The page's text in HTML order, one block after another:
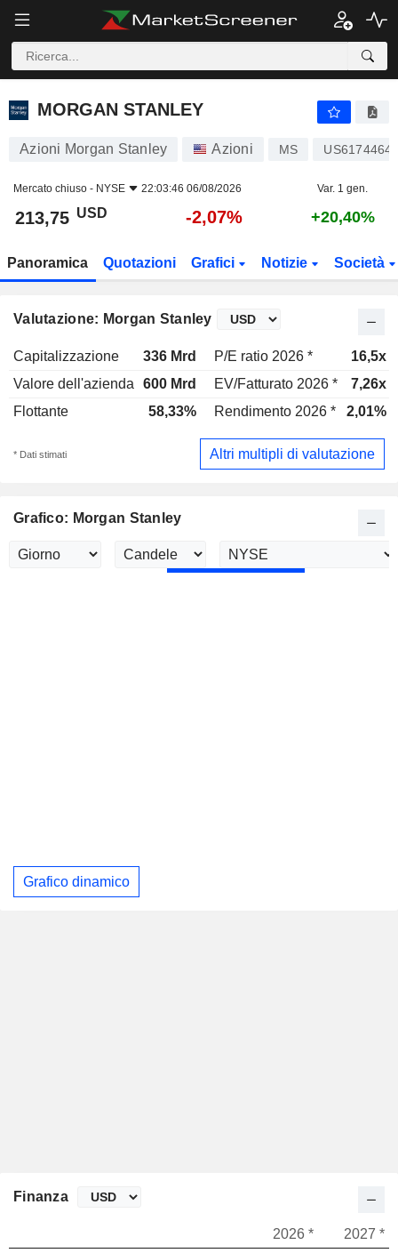
MORGAN STANLEY
MORGAN STANLEY
Azioni Morgan Stanley Azioni MS
Mercato chiuso - NYSE 22:03:46 06/08/2026 Var. 1 gen.
213,75 USD -2,07% +20,40%
Panoramica Quotazioni Grafici Notizie Società
Valutazione: Morgan Stanley
Capitalizzazione 336 Mrd P/E ratio 2026 *
16,5x
Valore dell'azienda
600 Mrd EV/Fatturato 2026 *
7,26x
Flottante
58,33% Rendimento 2026 * 2,01%
* Dati stimati Altri multipli di valutazione
Grafico: Morgan Stanley
Grafico dinamico
Finanza
2026 *
2027 *